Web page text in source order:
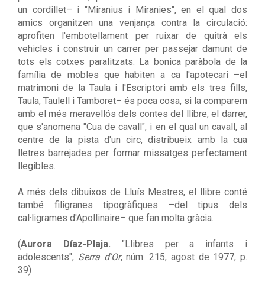
un cordillet– i "Miranius i Miranies", en el qual dos
amics organitzen una venjança contra la circulació:
aprofiten l'embotellament per ruixar de quitrà els
vehicles i construir un carrer per passejar damunt de
tots els cotxes paralitzats. La bonica paràbola de la
família de mobles que habiten a ca l'apotecari –el
matrimoni de la Taula i l'Escriptori amb els tres fills,
Taula, Taulell i Tamboret– és poca cosa, si la comparem
amb el més meravellós dels contes del llibre, el darrer,
que s'anomena "Cua de cavall", i en el qual un cavall, al
centre de la pista d'un circ, distribueix amb la cua
lletres barrejades per formar missatges perfectament
llegibles.
A més dels dibuixos de Lluís Mestres, el llibre conté
també filigranes tipogràfiques –del tipus dels
cal·ligrames d'Apollinaire– que fan molta gràcia.
(Aurora Díaz-Plaja. "Llibres per a infants i
adolescents", Serra d'Or, núm. 215, agost de 1977, p.
39)